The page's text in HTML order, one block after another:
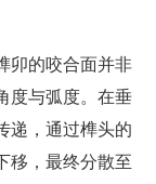
卯的咬合面并非
度与弧度。在垂
递，通过榫头的
移，最终分散至